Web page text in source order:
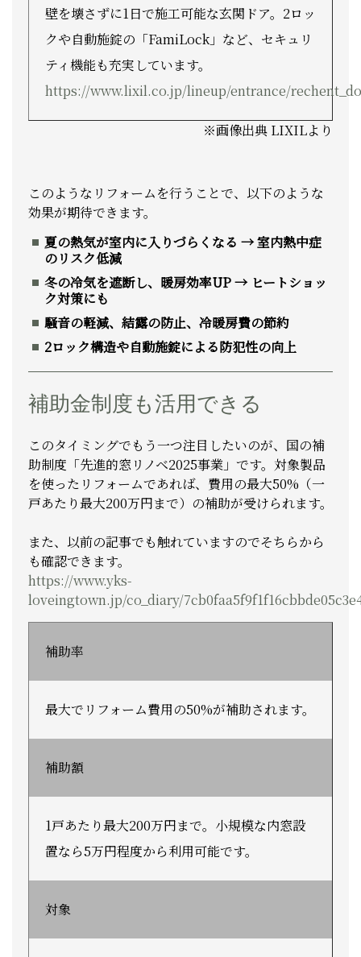
壁を壊さずに1日で施工可能な玄関ドア。2ロッ
クや自動施錠の「FamiLock」など、セキュリ
ティ機能も充実しています。
https://www.lixil.co.jp/lineup/entrance/
※画像出典 LIXILより
このようなリフォームを行うことで、以下のような
効果が期待できます。
夏の熱気が室内に入りづらくなる → 室内熱中症
のリスク低減
冬の冷気を遮断し、暖房効率UP → ヒートショッ
ク対策にも
騒音の軽減、結露の防止、冷暖房費の節約
2ロック構造や自動施錠による防犯性の向上
補助金制度も活用できる
このタイミングでもう一つ注目したいのが、国の補
助制度「先進的窓リノベ2025事業」です。対象製品
を使ったリフォームであれば、費用の最大50%（一
戸あたり最大200万円まで）の補助が受けられます。
また、以前の記事でも触れていますのでそちらから
も確認できます。
https://www.yks-
loveingtown.jp/co_diary/
補助率
最大でリフォーム費用の50%が補助されます。
補助額
1戸あたり最大200万円まで。小規模な内窓設
置なら5万円程度から利用可能です。
対象